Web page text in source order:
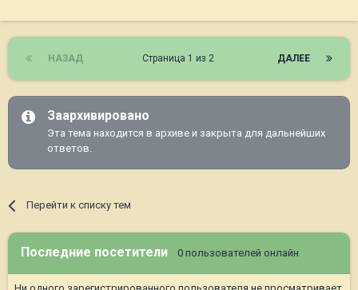
НАЗАД ДАЛЕЕ
Страница 1 из 2
Заархивировано
Эта тема находится в архиве и закрыта для дальнейших
ответов.
Перейти к списку тем
Последние посетители 0 пользователей онлайн